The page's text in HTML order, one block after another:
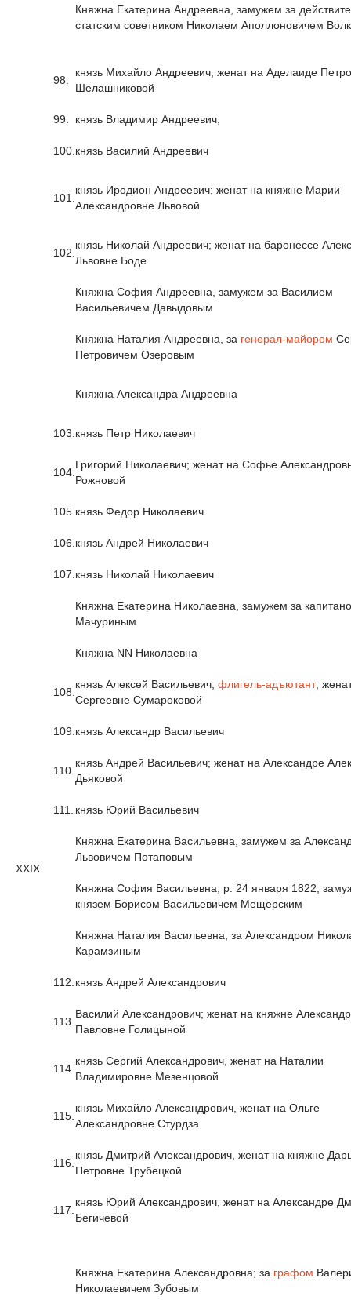
XXIX.
Княжна Екатерина Андреевна, замужем за
статским советником Николаем Аполлоновичем
98.
князь Михайло Андреевич; женат на Аделаиде
Шелашниковой
99. князь Владимир Андреевич,
100. князь Василий Андреевич
101.
князь Иродион Андреевич; женат на княжне Марии
Александровне Львовой
102.
князь Николай Андреевич; женат на баронессе
Львовне Боде
Княжна София Андреевна, замужем за Василием
Васильевичем Давыдовым
Княжна Наталия Андреевна, за генерал-майором
Петровичем Озеровым
Княжна Александра Андреевна
103. князь Петр Николаевич
104.
Григорий Николаевич; женат на Софье
Рожновой
105. князь Федор Николаевич
106. князь Андрей Николаевич
107. князь Николай Николаевич
Княжна Екатерина Николаевна, замужем за
Мачуриным
Княжна NN Николаевна
108.
князь Алексей Васильевич, флигель-адъютант;
Сергеевне Сумароковой
109. князь Александр Васильевич
110.
князь Андрей Васильевич; женат на Александре
Дьяковой
111. князь Юрий Васильевич
Княжна Екатерина Васильевна, замужем за
Львовичем Потаповым
Княжна София Васильевна, р. 24 января 1822,
князем Борисом Васильевичем Мещерским
Княжна Наталия Васильевна, за Александром
Карамзиным
112. князь Андрей Александрович
113.
Василий Александрович; женат на княжне
Павловне Голицыной
114.
князь Сергий Александрович, женат на Наталии
Владимировне Мезенцовой
115.
князь Михайло Александрович, женат на Ольге
Александровне Стурдза
116.
князь Дмитрий Александрович, женат на княжне
Петровне Трубецкой
117.
князь Юрий Александрович, женат на Александре
Бегичевой
Княжна Екатерина Александровна; за графом
Николаевичем Зубовым